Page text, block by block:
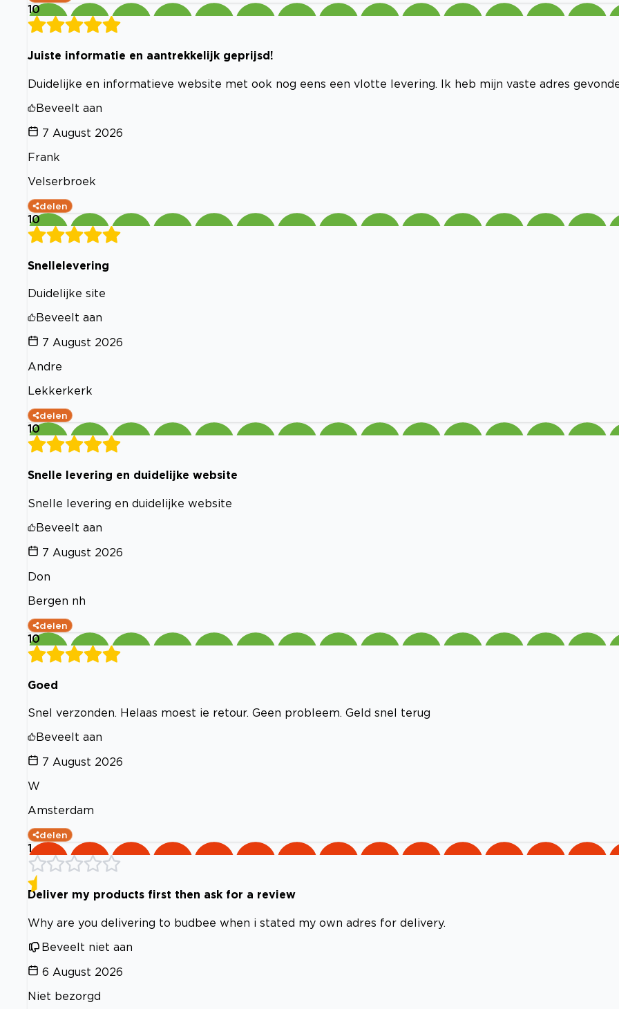
10
Juiste informatie en aantrekkelijk geprijsd!
Duidelijke en informatieve website met ook nog eens een vlotte levering. Ik heb mijn vaste adres
Beveelt aan
7 August 2026
Frank
Velserbroek
delen
10
Snellelevering
Duidelijke site
Beveelt aan
7 August 2026
Andre
Lekkerkerk
delen
10
Snelle levering en duidelijke website
Snelle levering en duidelijke website
Beveelt aan
7 August 2026
Don
Bergen nh
delen
10
Goed
Snel verzonden. Helaas moest ie retour. Geen probleem. Geld snel terug
Beveelt aan
7 August 2026
W
Amsterdam
delen
1
Deliver my products first then ask for a review
Why are you delivering to budbee when i stated my own adres for delivery.
Beveelt niet aan
6 August 2026
Niet bezorgd